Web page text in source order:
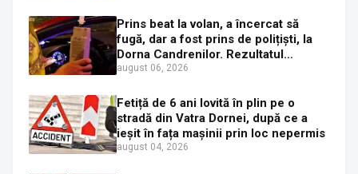
Prins beat la volan, a încercat să
fugă, dar a fost prins de polițiști, la
Dorna Candrenilor. Rezultatul
etilotestului: 1,59 mg/l alcool pur în
august 06, 2026
Fetiță de 6 ani lovită în plin pe o
stradă din Vatra Dornei, după ce a
ieșit în fața mașinii prin loc nepermis
august 04, 2026